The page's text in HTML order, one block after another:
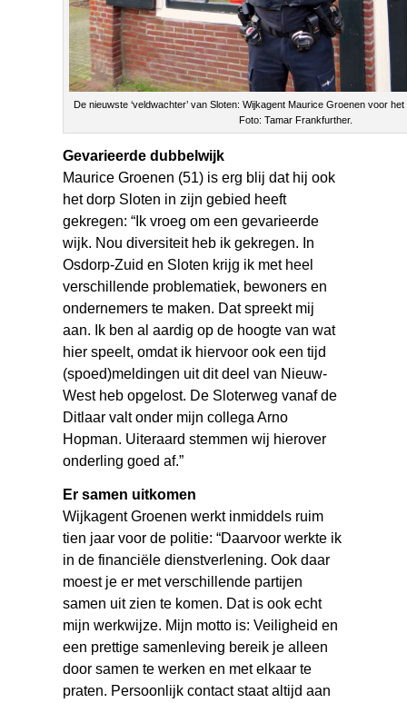
De nieuwste ‘veldwachter’ van Sloten: Wijkagent Maurice Groenen voor
Foto: Tamar Frankfurther.
Gevarieerde dubbelwijk
Maurice Groenen (51) is erg blij dat hij ook
het dorp Sloten in zijn gebied heeft
gekregen: “Ik vroeg om een gevarieerde
wijk. Nou diversiteit heb ik gekregen. In
Osdorp-Zuid en Sloten krijg ik met heel
verschillende problematiek, bewoners en
ondernemers te maken. Dat spreekt mij
aan. Ik ben al aardig op de hoogte van wat
hier speelt, omdat ik hiervoor ook een tijd
(spoed)meldingen uit dit deel van Nieuw-
West heb opgelost. De Sloterweg vanaf de
Ditlaar valt onder mijn collega Arno
Hopman. Uiteraard stemmen wij hierover
onderling goed af.”
Er samen uitkomen
Wijkagent Groenen werkt inmiddels ruim
tien jaar voor de politie: “Daarvoor werkte ik
in de financiële dienstverlening. Ook daar
moest je er met verschillende partijen
samen uit zien te komen. Dat is ook echt
mijn werkwijze. Mijn motto is: Veiligheid en
een prettige samenleving bereik je alleen
door samen te werken en met elkaar te
praten. Persoonlijk contact staat altijd aan